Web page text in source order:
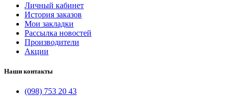
Личный кабинет
История заказов
Мои закладки
Рассылка новостей
Производители
Акции
Наши контакты
(098) 753 20 43